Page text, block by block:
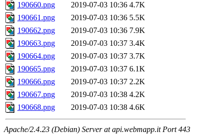
190660.png
2019-07-03 10:36 4.7K
190661.png
2019-07-03 10:36 5.5K
190662.png
2019-07-03 10:36 7.9K
190663.png
2019-07-03 10:37 3.4K
190664.png
2019-07-03 10:37 3.7K
190665.png
2019-07-03 10:37 6.1K
190666.png
2019-07-03 10:37 2.2K
190667.png
2019-07-03 10:38 4.2K
190668.png
2019-07-03 10:38 4.6K
Apache/2.4.23 (Debian) Server at api.webmapp.it Port 443